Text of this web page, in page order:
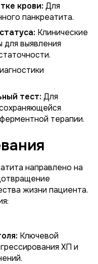
крови: Для
панкреатита.
Клинические
выявления
тест: Для
терапии.
направлено на
жизни пациента.
Ключевой
ХП и